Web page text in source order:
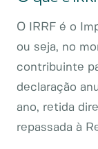
O IRRF é o
ou seja, no
contribuinte
declaração
ano, retida
repassada à